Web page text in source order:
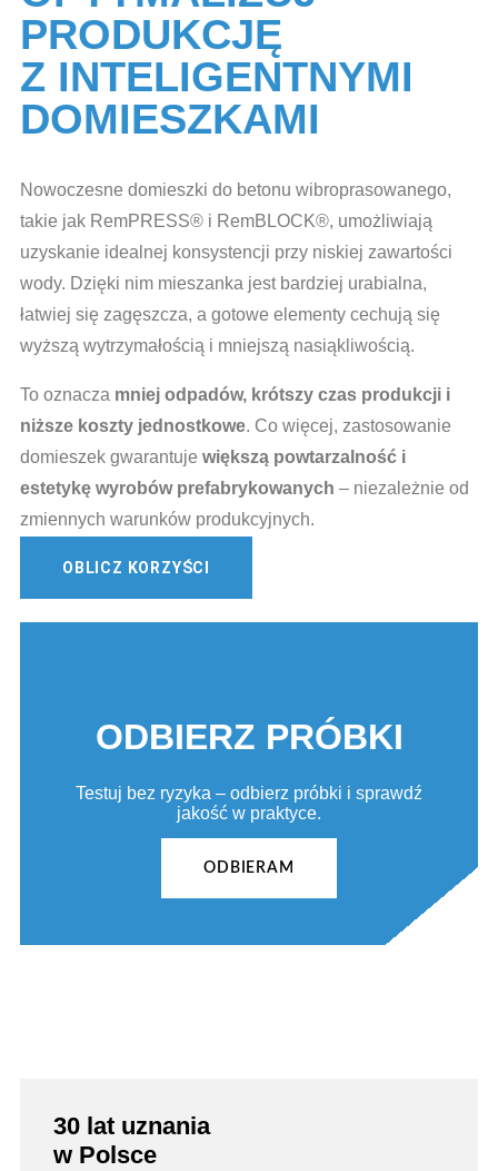
PRODUKCJĘ
Z INTELIGENTNYMI
DOMIESZKAMI
Nowoczesne domieszki do betonu wibroprasowanego,
takie jak RemPRESS® i RemBLOCK®, umożliwiają
uzyskanie idealnej konsystencji przy niskiej zawartości
wody. Dzięki nim mieszanka jest bardziej urabialna,
łatwiej się zagęszcza, a gotowe elementy cechują się
wyższą wytrzymałością i mniejszą nasiąkliwością.
To oznacza mniej odpadów, krótszy czas produkcji i
niższe koszty jednostkowe. Co więcej, zastosowanie
domieszek gwarantuje większą powtarzalność i
estetykę wyrobów prefabrykowanych – niezależnie od
zmiennych warunków produkcyjnych.
OBLICZ KORZYŚCI
ODBIERZ PRÓBKI
Testuj bez ryzyka – odbierz próbki i sprawdź
jakość w praktyce.
ODBIERAM
30 lat uznania
w Polsce